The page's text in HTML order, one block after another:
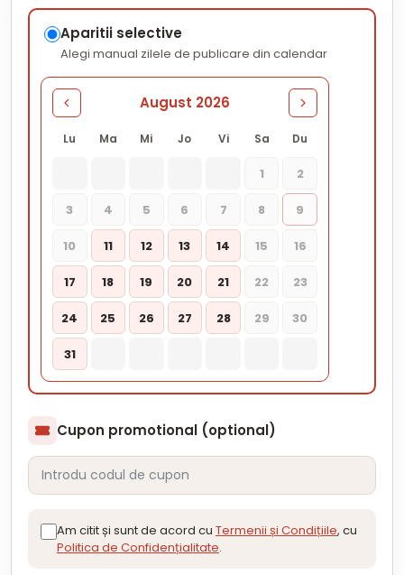
Aparitii selective
Alegi manual zilele de publicare din calendar
August 2026
Lu Ma Mi Jo Vi Sa Du
1 2
3 4 5 6 7 8 9
10 11 12 13 14 15 16
17 18 19 20 21 22 23
24 25 26 27 28 29 30
31
Cupon promotional (optional)
Am citit și sunt de acord cu Termenii și Condițiile, cu
Politica de Confidențialitate.